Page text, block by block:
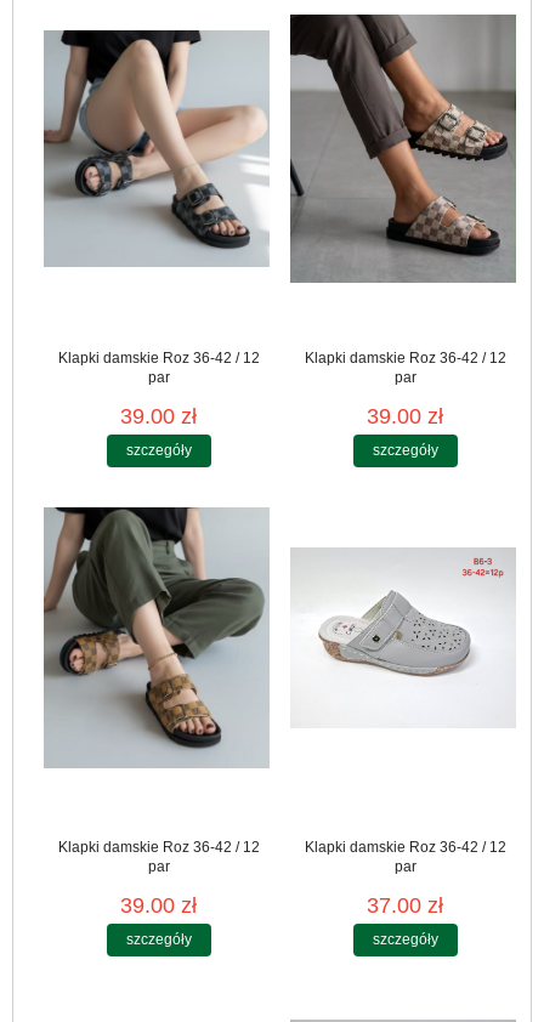
Klapki damskie Roz 36-42 / 12
par
39.00 zł
szczegóły
Klapki damskie Roz 36-42 / 12
par
39.00 zł
szczegóły
Klapki damskie Roz 36-42 / 12
par
39.00 zł
szczegóły
Klapki damskie Roz 36-42 / 12
par
37.00 zł
szczegóły